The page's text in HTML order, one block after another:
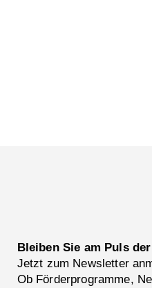
Bleiben Sie am Puls
Jetzt zum Newsletter
Ob Förderprogramme,